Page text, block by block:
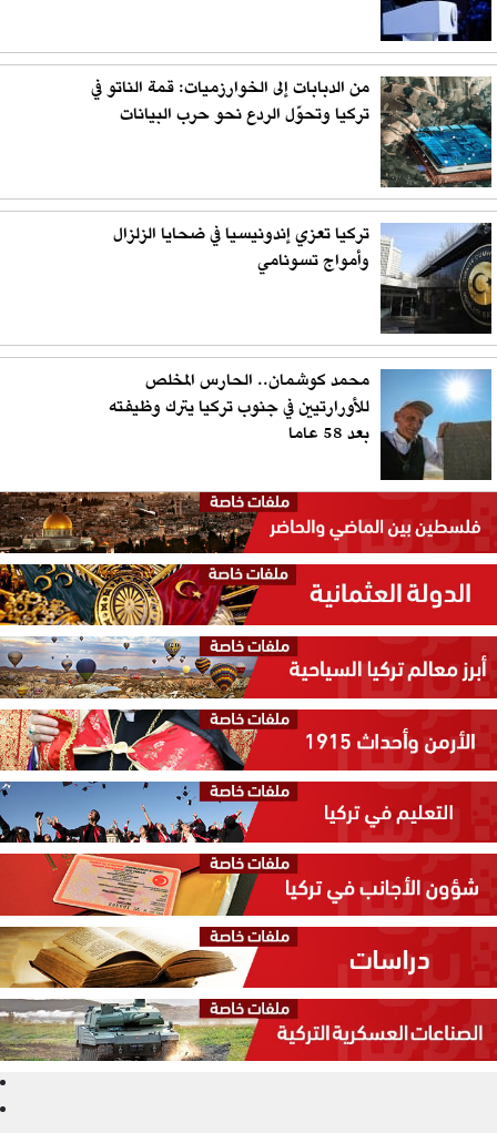
من الدبابات إلى الخوارزميات: قمة الناتو في
تركيا وتحوّل الردع نحو حرب البيانات
تركيا تعزي إندونيسيا في ضحايا الزلزال
وأمواج تسونامي
محمد كوشمان.. الحارس المخلص
للأورارتيين في جنوب تركيا يترك وظيفته
بعد 58 عاما